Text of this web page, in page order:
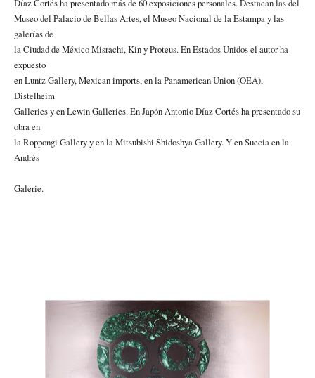
Díaz Cortés ha presentado más de 60 exposiciones personales. Destacan las del
Museo del Palacio de Bellas Artes, el Museo Nacional de la Estampa y las
galerías de
la Ciudad de México Misrachi, Kin y Proteus. En Estados Unidos el autor ha
expuesto
en Luntz Gallery, Mexican imports, en la Panamerican Union (OEA),
Distelheim
Galleries y en Lewin Galleries. En Japón Antonio Díaz Cortés ha presentado su
obra en
la Roppongi Gallery y en la Mitsubishi Shidoshya Gallery. Y en Suecia en la
Andrés
Galerie.